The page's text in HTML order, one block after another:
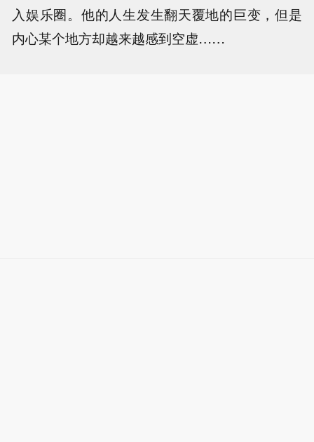
入娱乐圈。他的人生发生翻天覆地的巨变，但是
内心某个地方却越来越感到空虚……